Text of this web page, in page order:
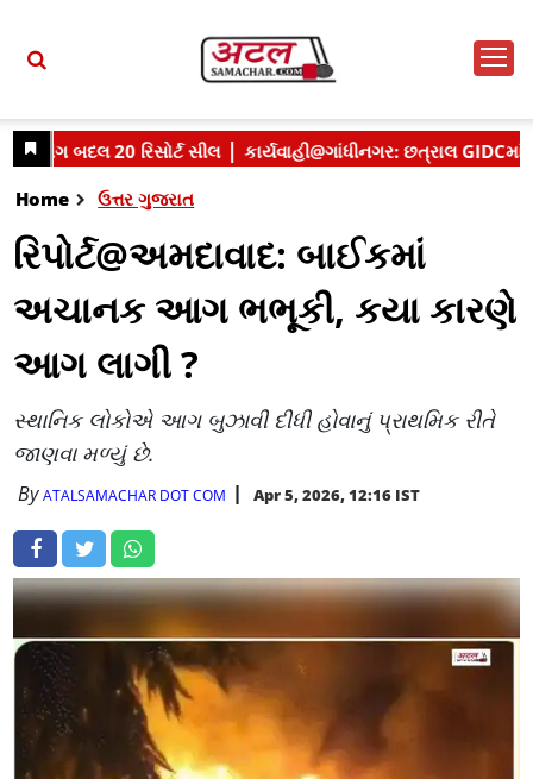
Home ઉત્તર ગુજરાત
રિપોર્ટ@અમદાવાદ: બાઈકમાં
અચાનક આગ ભભૂકી, કયા કારણે
આગ લાગી ?
સ્થાનિક લોકોએ આગ બુઝાવી દીધી હોવાનું પ્રાથમિક રીતે
જાણવા મળ્યું છે.
ByATALSAMACHAR DOT COM Apr 5, 2026, 12:16 IST